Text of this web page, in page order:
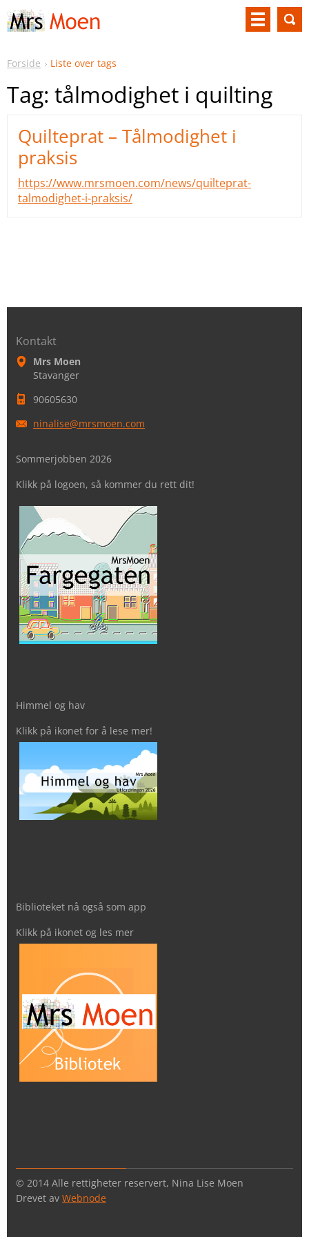
Forside Liste over tags
Tag: tålmodighet i quilting
Quilteprat – Tålmodighet i
praksis
https://www.mrsmoen.com/news/quilteprat-
talmodighet-i-praksis/
Kontakt
Mrs Moen
Stavanger
90605630
ninalise@mrsmoen.com
Sommerjobben 2026
Klikk på logoen, så kommer du rett dit!
Himmel og hav
Klikk på ikonet for å lese mer!
Biblioteket nå også som app
Klikk på ikonet og les mer
© 2014 Alle rettigheter reservert, Nina Lise Moen
Drevet av Webnode